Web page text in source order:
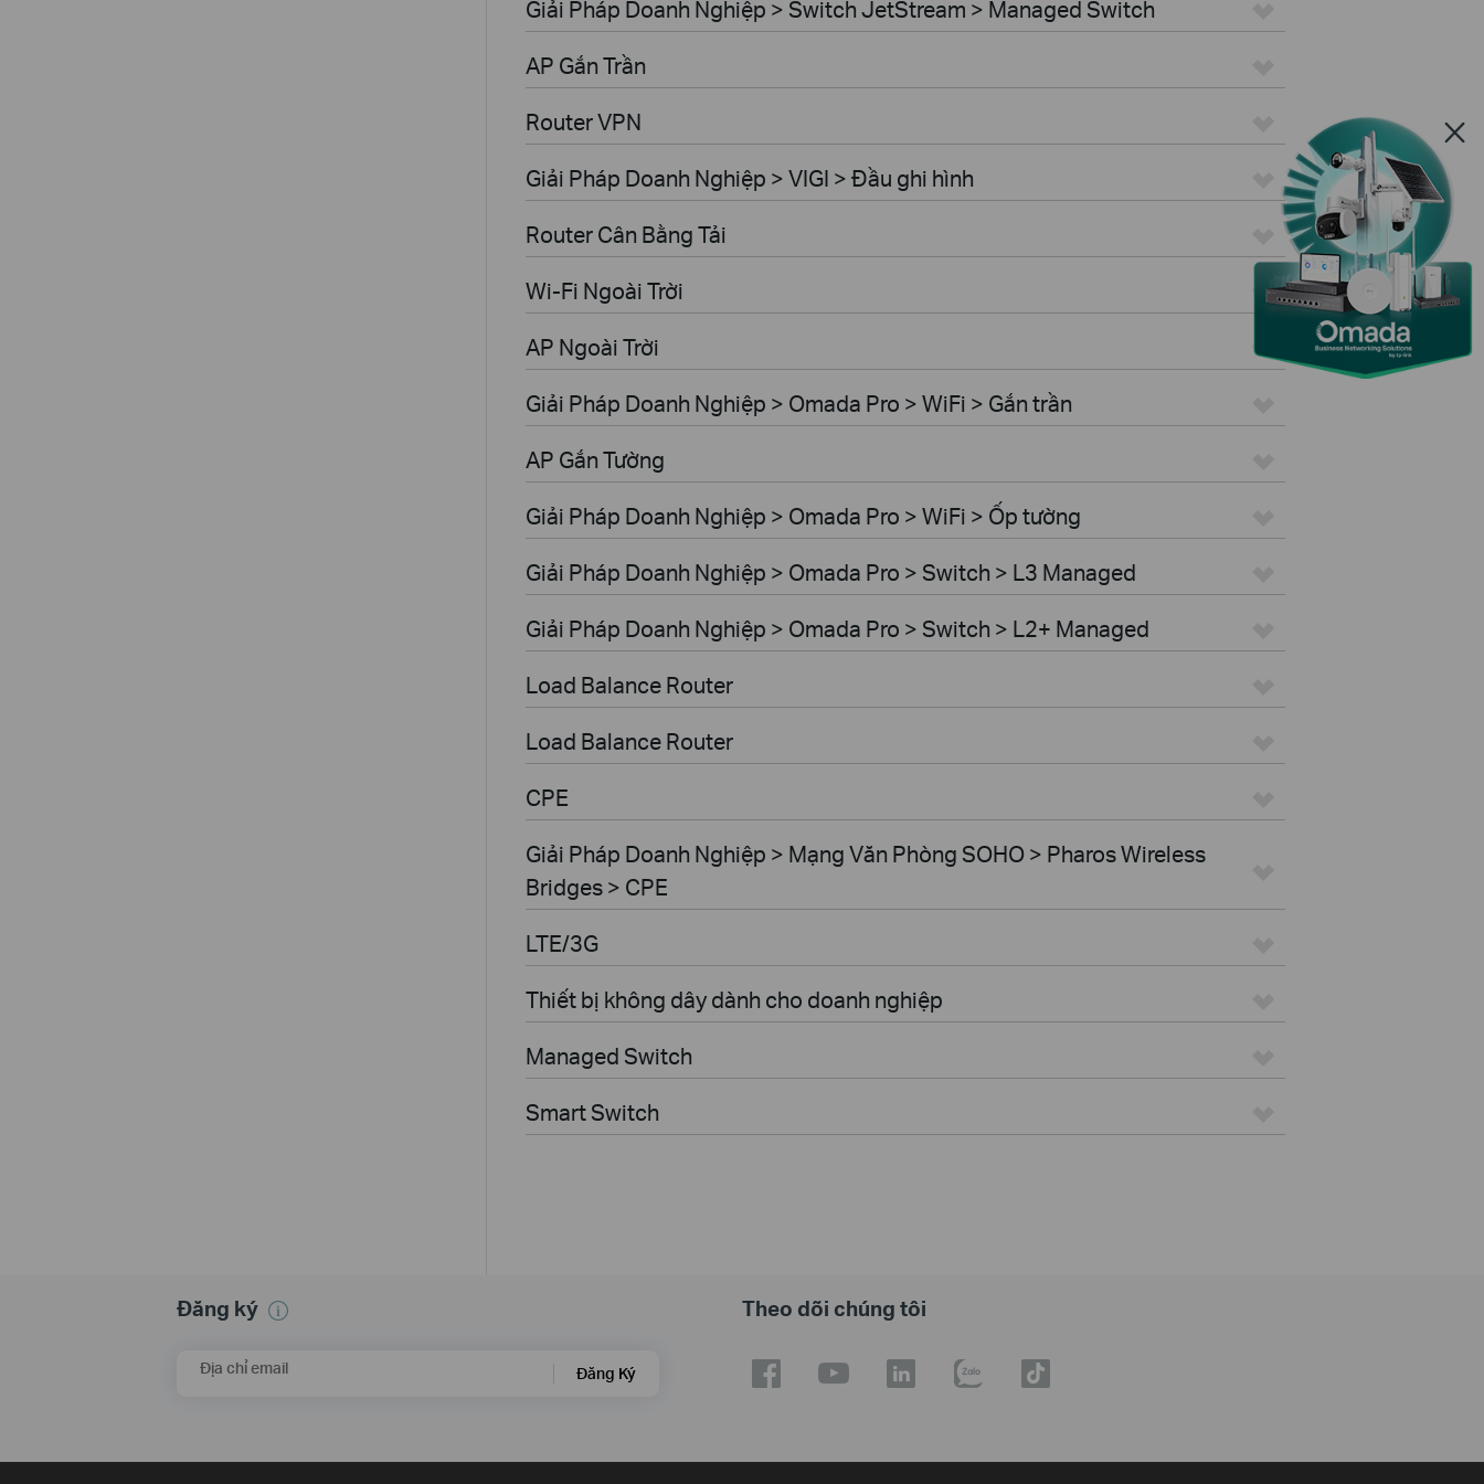
Giải Pháp Doanh Nghiệp > Switch JetStream > Managed Switch
AP Gắn Trần
Router VPN
Giải Pháp Doanh Nghiệp > VIGI > Đầu ghi hình
Router Cân Bằng Tải
Wi-Fi Ngoài Trời
AP Ngoài Trời
Giải Pháp Doanh Nghiệp > Omada Pro > WiFi > Gắn trần
AP Gắn Tường
Giải Pháp Doanh Nghiệp > Omada Pro > WiFi > Ốp tường
Giải Pháp Doanh Nghiệp > Omada Pro > Switch > L3 Managed
Giải Pháp Doanh Nghiệp > Omada Pro > Switch > L2+ Managed
Load Balance Router
Load Balance Router
CPE
Giải Pháp Doanh Nghiệp > Mạng Văn Phòng SOHO > Pharos Wireless
Bridges > CPE
LTE/3G
Thiết bị không dây dành cho doanh nghiệp
Managed Switch
Smart Switch
Đăng ký
Địa chỉ email Đăng Ký
Theo dõi chúng tôi